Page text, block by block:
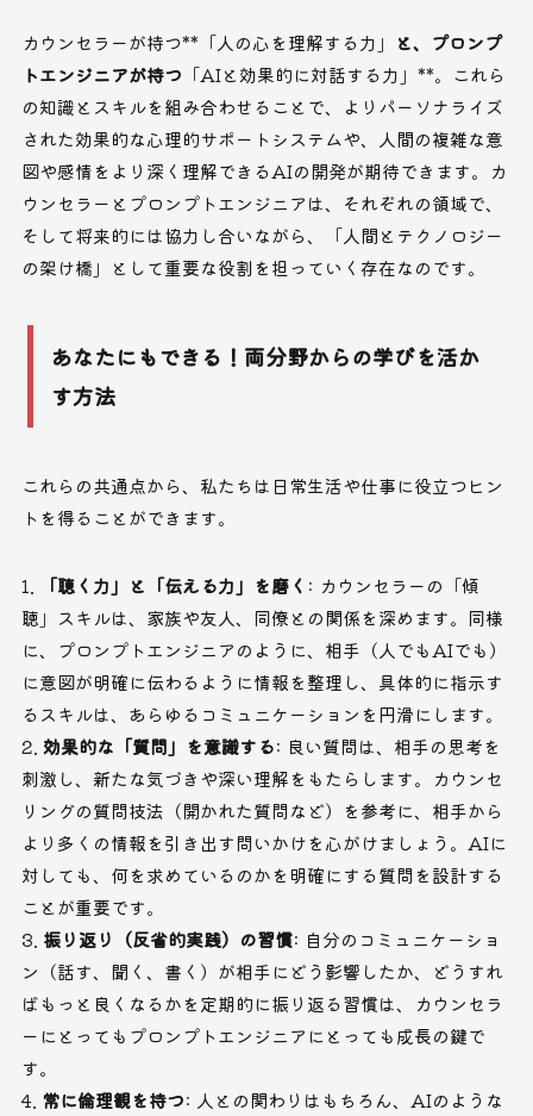
カウンセラーが持つ**「人の心を理解する力」
と、プロンプ
トエンジニアが持つ 「AIと効果的に対話する力」**。これら
の知識とスキルを組み合わせることで、よりパーソナライズ
された効果的な心理的サポートシステムや、人間の複雑な意
図や感情をより深く理解できるAIの開発が期待できます。カ
ウンセラーとプロンプトエンジニアは、それぞれの領域で、
そして将来的には協力し合いながら、「人間とテクノロジー
の架け橋」として重要な役割を担っていく存在なのです。
あなたにもできる！両分野からの学びを活か
す方法
これらの共通点から、私たちは日常生活や仕事に役立つヒン
トを得ることができます。
「聴く力」と「伝える力」を磨く : カウンセラーの「傾
聴」スキルは、家族や友人、同僚との関係を深めます。同様
に、プロンプトエンジニアのように、相手（人でもAIでも）
に意図が明確に伝わるように情報を整理し、具体的に指示す
るスキルは、あらゆるコミュニケーションを円滑にします。
効果的な「質問」を意識する: 良い質問は、相手の思考を
刺激し、新たな気づきや深い理解をもたらします。カウンセ
リングの質問技法（開かれた質問など）を参考に、相手から
より多くの情報を引き出す問いかけを心がけましょう。AIに
対しても、何を求めているのかを明確にする質問を設計する
ことが重要です。
振り返り（反省的実践）の習慣: 自分のコミュニケーショ
ン（話す、聞く、書く）が相手にどう影響したか、どうすれ
ばもっと良くなるかを定期的に振り返る習慣は、カウンセラ
ーにとってもプロンプトエンジニアにとっても成長の鍵で
す。
常に倫理観を持つ: 人との関わりはもちろん、AIのような